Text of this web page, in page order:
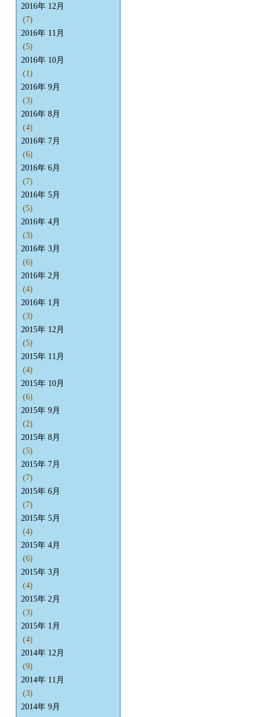
2016年 12月
(7)
2016年 11月
(5)
2016年 10月
(1)
2016年 9月
(3)
2016年 8月
(4)
2016年 7月
(6)
2016年 6月
(7)
2016年 5月
(5)
2016年 4月
(3)
2016年 3月
(6)
2016年 2月
(4)
2016年 1月
(3)
2015年 12月
(5)
2015年 11月
(4)
2015年 10月
(6)
2015年 9月
(2)
2015年 8月
(5)
2015年 7月
(7)
2015年 6月
(7)
2015年 5月
(4)
2015年 4月
(6)
2015年 3月
(4)
2015年 2月
(3)
2015年 1月
(4)
2014年 12月
(9)
2014年 11月
(3)
2014年 9月